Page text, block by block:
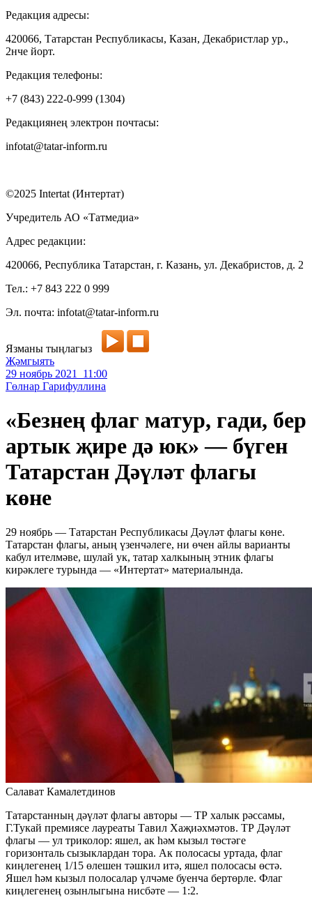
Редакция адресы:
420066, Татарстан Республикасы, Казан, Декабристлар ур.,
2нче йорт.
Редакция телефоны:
+7 (843) 222-0-999 (1304)
Редакциянең электрон почтасы:
infotat@tatar-inform.ru
©2025 Intertat (Интертат)
Учредитель АО «Татмедиа»
Адрес редакции:
420066, Республика Татарстан, г. Казань, ул. Декабристов, д. 2
Тел.: +7 843 222 0 999
Эл. почта: infotat@tatar-inform.ru
Язманы тыңлагыз
Җәмгыять
29 ноябрь 2021 11:00
Гөлнар Гарифуллина
«Безнең флаг матур, гади, бер
артык җире дә юк» — бүген
Татарстан Дәүләт флагы
көне
29 ноябрь — Татарстан Республикасы Дәүләт флагы көне.
Татарстан флагы, аның үзенчәлеге, ни өчен айлы варианты
кабул ителмәве, шулай ук, татар халкының этник флагы
кирәклеге турында — «Интертат» материалында.
Салават Камалетдинов
Татарстанның дәүләт флагы авторы — ТР халык рәссамы,
Г.Тукай премиясе лауреаты Тавил Хаҗиәхмәтов. ТР Дәүләт
флагы — ул триколор: яшел, ак һәм кызыл төстәге
горизонталь сызыклардан тора. Ак полосасы уртада, флаг
киңлегенең 1/15 өлешен тәшкил итә, яшел полосасы өстә.
Яшел һәм кызыл полосалар үлчәме буенча бертөрле. Флаг
киңлегенең озынлыгына нисбәте — 1:2.